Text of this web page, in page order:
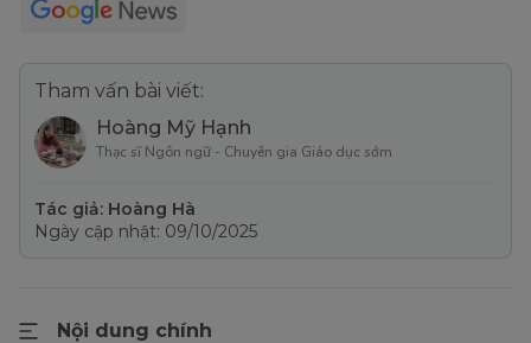
Tham vấn bài viết:
Hoàng Mỹ Hạnh
Thạc sĩ Ngôn ngữ - Chuyên gia Giáo dục sớm
Tác giả: Hoàng Hà
Ngày cập nhật: 09/10/2025
Nội dung chính